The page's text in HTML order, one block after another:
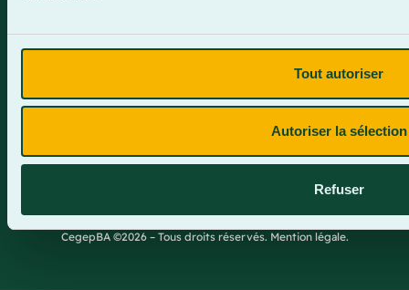
Tout autoriser
Autoriser la sélection
Refuser
Plan du site
Politique de confidentialité
Site web par Parkour3.com
CegepBA ©2026 – Tous droits réservés. Mention légale.